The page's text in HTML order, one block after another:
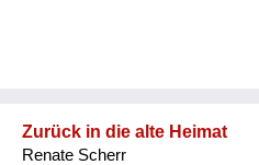
Wohnen
Zurück in die alte Heimat
Renate Scherr